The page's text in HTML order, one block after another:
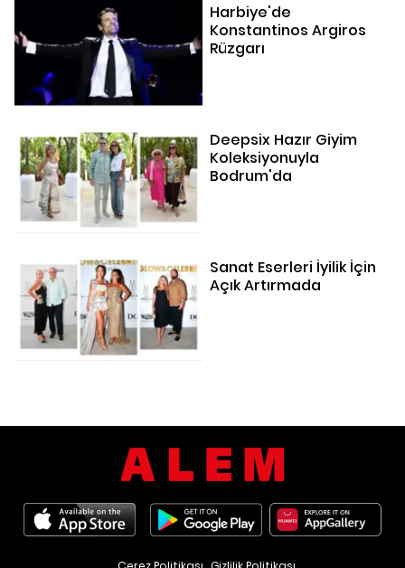
Harbiye'de
Konstantinos Argiros
Rüzgarı
Deepsix Hazır Giyim
Koleksiyonuyla
Bodrum'da
Sanat Eserleri İyilik İçin
Açık Artırmada